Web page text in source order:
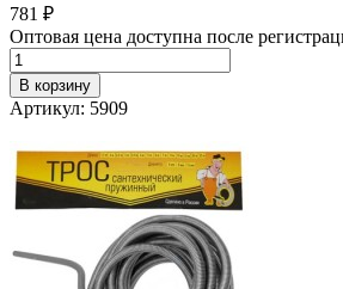
781 ₽
Оптовая цена доступна после
В корзину
Артикул: 5909